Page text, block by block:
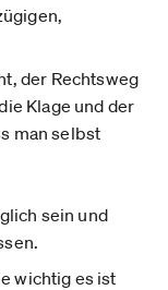
der Rechtsweg
Klage und der
man selbst
sein und
wichtig es ist